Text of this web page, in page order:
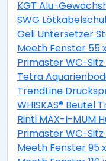
KGT Alu-
SWG
Geli Untersetzer
Meeth Fenster 55
Primaster WC-
Tetra
TrendLine
WHISKAS® Beutel
Rinti MAX-I-MUM
Primaster WC-
Meeth Fenster 95